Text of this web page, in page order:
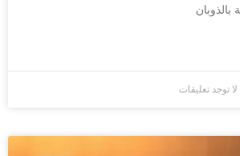
بالذوبان
لا توجد تعليقات